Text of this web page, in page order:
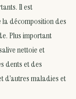
Il est
la décomposition des
Plus important
nettoie et
dents et des
d’autres maladies et